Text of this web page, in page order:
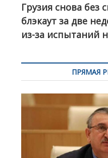
Грузия снова без
блэкаут за две
из-за испытаний
ПРЯМАЯ